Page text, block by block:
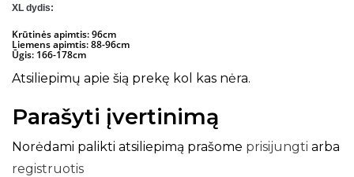
XL dydis:
Krūtinės apimtis: 96cm
Liemens apimtis: 88-96cm
Ūgis: 166-178cm
Atsiliepimų apie šią prekę kol kas nėra.
Parašyti įvertinimą
Norėdami palikti atsiliepimą prašome prisijungti arba
registruotis